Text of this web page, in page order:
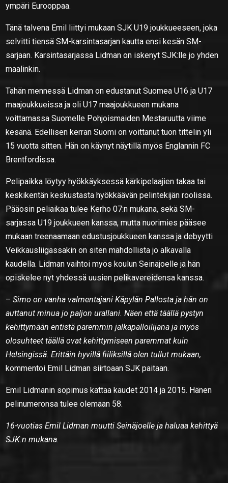
ympäri Eurooppaa.
Tänä talvena Emil liittyi mukaan SJK U19 joukkueeseen, joka
selvitti tiensä SM-karsintasarjan kautta ensi kesän SM-
sarjaan. Karsintasarjassa Lidman on iskenyt SJK:lle jo yhden
maalinkin.
Tähän mennessä Lidman on edustanut Suomea U16 ja U17
maajoukkueissa ja oli U17 maajoukkueen mukana
voittamassa Suomelle Pohjoismaiden Mestaruutta viime
kesänä. Edellisen kerran Suomi on voittanut tuon tittelin yli
15 vuotta sitten. Hän on käynyt näytillä myös Englannin FC
Brentfordissa.
Pelipaikka löytyy hyökkäyksessä kärkipelaajien takaa tai
keskikentän keskustasta hyökkäävän pelintekijän roolissa.
Pääosin peliaikaa tulee Kerho 07:n mukana, sekä SM-
sarjassa U19 joukkueen kanssa, mutta nuorimies pääsee
mukaan treenaamaan edustusjoukkueen kanssa ja debyytti
Veikkausliigassakin on siten mahdollista jo alkavalla
kaudella. Lidman vaihtoi myös koulun Seinäjoelle ja hän
opiskelee nyt yhdessä uusien pelikavereidensa kanssa.
–Simo on vanha valmentajani Käpylän Pallosta ja hän on
auttanut minua jo paljon urallani. Näen että täällä pystyn
kehittymään entistä paremmin jalkapalloilijana ja myös
olosuhteet täällä ovat kehittymiseen paremmat kuin
Helsingissä. Erittäin hyvillä fiiliksillä olen tullut mukaan,
kommentoi Emil Lidman siirtoaan SJK paitaan.
Emil Lidmanin sopimus kattaa kaudet 2014 ja 2015. Hänen
pelinumeronsa tulee olemaan 58.
16-vuotias Emil Lidman muutti Seinäjoelle ja haluaa kehittyä
SJK:n mukana.